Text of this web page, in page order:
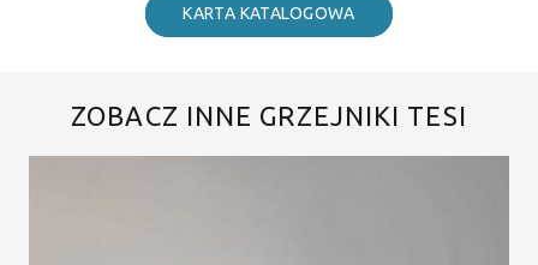
KARTA KATALOGOWA
ZOBACZ INNE GRZEJNIKI TESI